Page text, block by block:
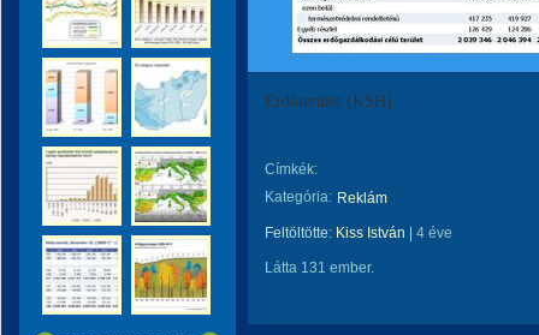
Erdőterület (KSH)
Címkék:
Kategória: Reklám
Feltöltötte: Kiss István 4 éve
Látta 131 ember.